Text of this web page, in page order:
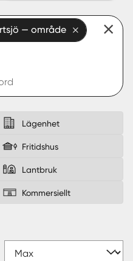
— område
Lägenhet
Fritidshus
Lantbruk
Kommersiellt